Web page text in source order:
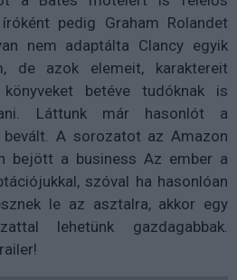
pedig Graham Rolandet
nem adaptálta Clancy egyik
de azok elemeit, karaktereit
betéve tudóknak is
Láttunk már hasonlót a
A sorozatot az Amazon
bejött a business Az ember a
szóval ha hasonlóan
le az asztalra, akkor egy
lehetünk gazdagabbak.